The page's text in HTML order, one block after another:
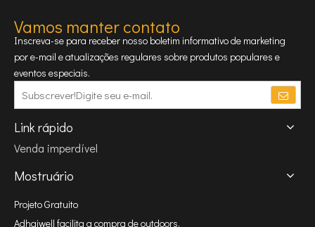
Vamos manter contato
Inscreva-se para receber nosso boletim informativo de marketing
por e-mail e atualizações regulares sobre produtos populares e
eventos especiais.
Link rápido
Venda imperdível
Mostruário
Projeto Gratuito
Adhaiwell facilita a compra de outdoors.